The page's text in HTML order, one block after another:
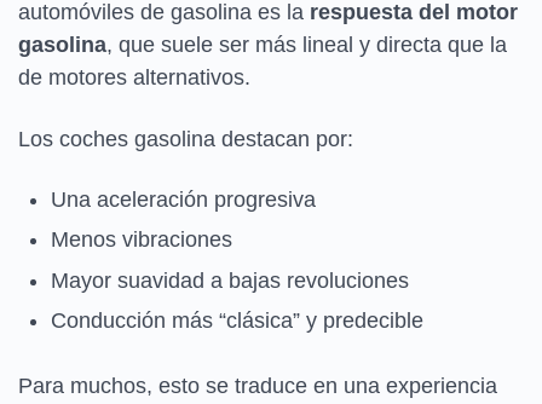
automóviles de gasolina es la respuesta del motor
gasolina, que suele ser más lineal y directa que la
de motores alternativos.
Los coches gasolina destacan por:
Una aceleración progresiva
Menos vibraciones
Mayor suavidad a bajas revoluciones
Conducción más “clásica” y predecible
Para muchos, esto se traduce en una experiencia